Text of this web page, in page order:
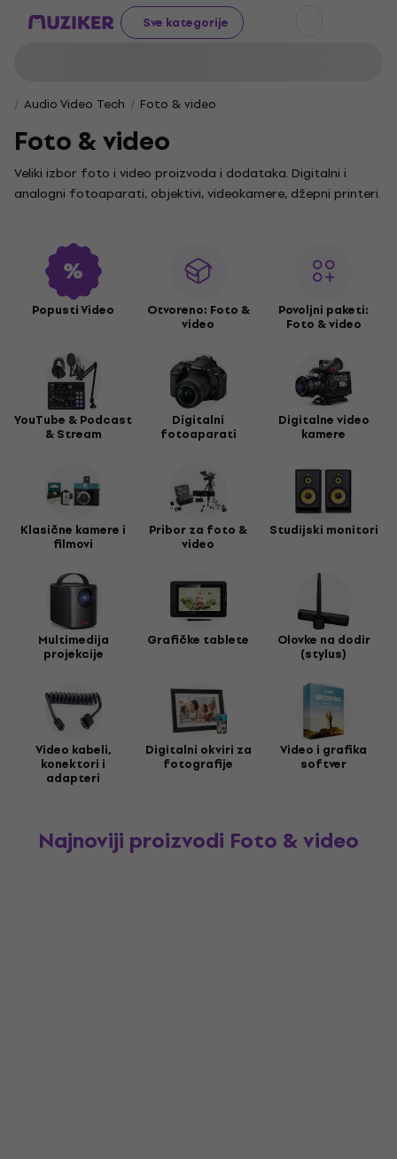
Sve kategorije
Audio Video Tech Foto & video
Foto & video
Veliki izbor foto i video proizvoda i dodataka. Digitalni i
analogni fotoaparati, objektivi, videokamere, džepni printeri.
Popusti Video Otvoreno: Foto &
video
Povoljni paketi:
Foto & video
YouTube & Podcast
& Stream
Digitalni
fotoaparati
Digitalne video
kamere
Klasične kamere i
filmovi
Pribor za foto &
video
Studijski monitori
Multimedija
projekcije
Grafičke tablete Olovke na dodir
(stylus)
Video kabeli,
konektori i
adapteri
Digitalni okviri za
fotografije
Video i grafika
softver
Najnoviji proizvodi Foto & video